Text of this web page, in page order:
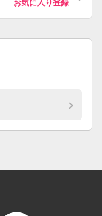
お気に入り登録